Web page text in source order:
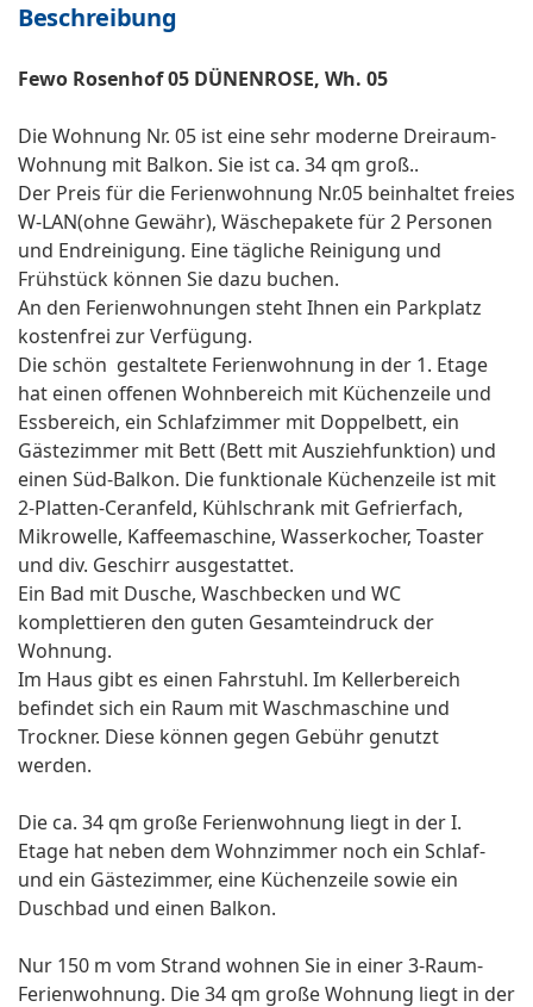
Beschreibung
Fewo Rosenhof 05 DÜNENROSE, Wh. 05
Die Wohnung Nr. 05 ist eine sehr moderne Dreiraum-
Wohnung mit Balkon. Sie ist ca. 34 qm groß..
Der Preis für die Ferienwohnung Nr.05 beinhaltet freies
W-LAN(ohne Gewähr), Wäschepakete für 2 Personen
und Endreinigung. Eine tägliche Reinigung und
Frühstück können Sie dazu buchen.
An den Ferienwohnungen steht Ihnen ein Parkplatz
kostenfrei zur Verfügung.
Die schön gestaltete Ferienwohnung in der 1. Etage
hat einen offenen Wohnbereich mit Küchenzeile und
Essbereich, ein Schlafzimmer mit Doppelbett, ein
Gästezimmer mit Bett (Bett mit Ausziehfunktion) und
einen Süd-Balkon. Die funktionale Küchenzeile ist mit
2-Platten-Ceranfeld, Kühlschrank mit Gefrierfach,
Mikrowelle, Kaffeemaschine, Wasserkocher, Toaster
und div. Geschirr ausgestattet.
Ein Bad mit Dusche, Waschbecken und WC
komplettieren den guten Gesamteindruck der
Wohnung.
Im Haus gibt es einen Fahrstuhl. Im Kellerbereich
befindet sich ein Raum mit Waschmaschine und
Trockner. Diese können gegen Gebühr genutzt
werden.
Die ca. 34 qm große Ferienwohnung liegt in der I.
Etage hat neben dem Wohnzimmer noch ein Schlaf-
und ein Gästezimmer, eine Küchenzeile sowie ein
Duschbad und einen Balkon.
Nur 150 m vom Strand wohnen Sie in einer 3-Raum-
Ferienwohnung. Die 34 qm große Wohnung liegt in der